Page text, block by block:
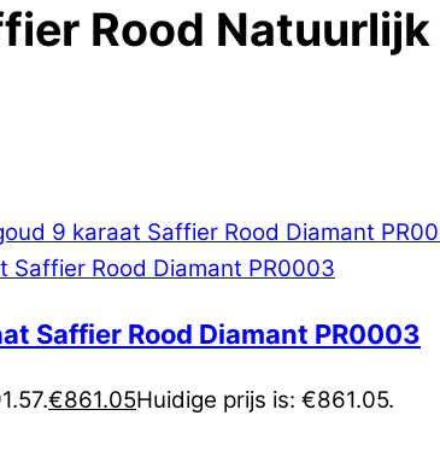
Rood Natuurlijk
Saffier Rood Diamant PR0003
€861.05Huidige prijs is: €861.05.